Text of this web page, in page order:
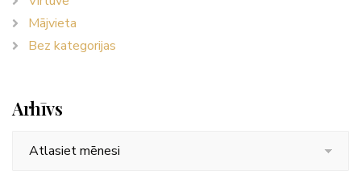
Mājvieta
Bez kategorijas
Arhīvs